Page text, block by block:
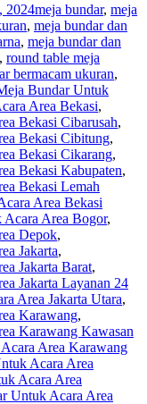
2024meja bundar, meja
, meja bundar dan
, meja bundar dan
, round table meja
bermacam ukuran,
Bundar Untuk
Area Bekasi,
Bekasi Cibarusah,
Bekasi Cibitung,
Bekasi Cikarang,
Bekasi Kabupaten,
Bekasi Lemah
Area Bekasi
Area Bogor,
Depok,
Jakarta,
Jakarta Barat,
Jakarta Layanan 24
Area Jakarta Utara,
Karawang,
Karawang Kawasan
Area Karawang
Acara Area
Acara Area
Untuk Acara Area